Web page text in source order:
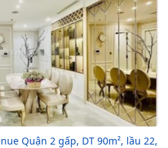
Quận 2 gấp, DT 90m², lầu 22,